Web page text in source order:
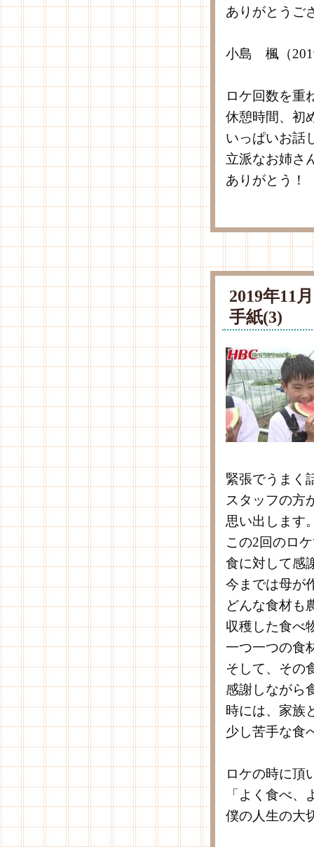
ありがとうご
小島 楓（
ロケ回数を重
休憩時間、初
いっぱいお話
立派なお姉さ
ありがとう！
2019年
手紙(3)
緊張でうまく
スタッフの方
思い出します
この2回のロ
食に対して感
今までは母が
どんな食材も
収穫した食べ
一つ一つの食
そして、その
感謝しながら
時には、家族
少し苦手な食
ロケの時に頂
「よく食べ
僕の人生の大